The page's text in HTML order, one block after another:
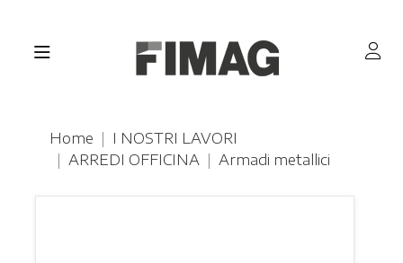
Home
I NOSTRI LAVORI
ARREDI OFFICINA
Armadi metallici